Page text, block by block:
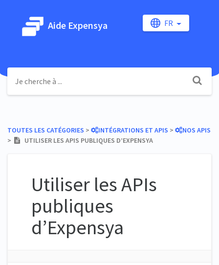
Aide Expensya FR
TOUTES LES CATÉGORIES ​ > ​ ​INTÉGRATIONS ET APIS ​ > ​ ​NOS APIS
> ​
UTILISER LES APIS PUBLIQUES D’EXPENSYA
Utiliser les APIs
publiques
d’Expensya